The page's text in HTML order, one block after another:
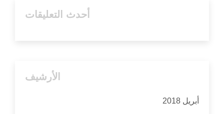
أحدث التعليقات
الأرشيف
أبريل 2018